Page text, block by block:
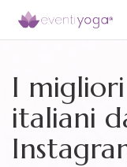
I
italiani